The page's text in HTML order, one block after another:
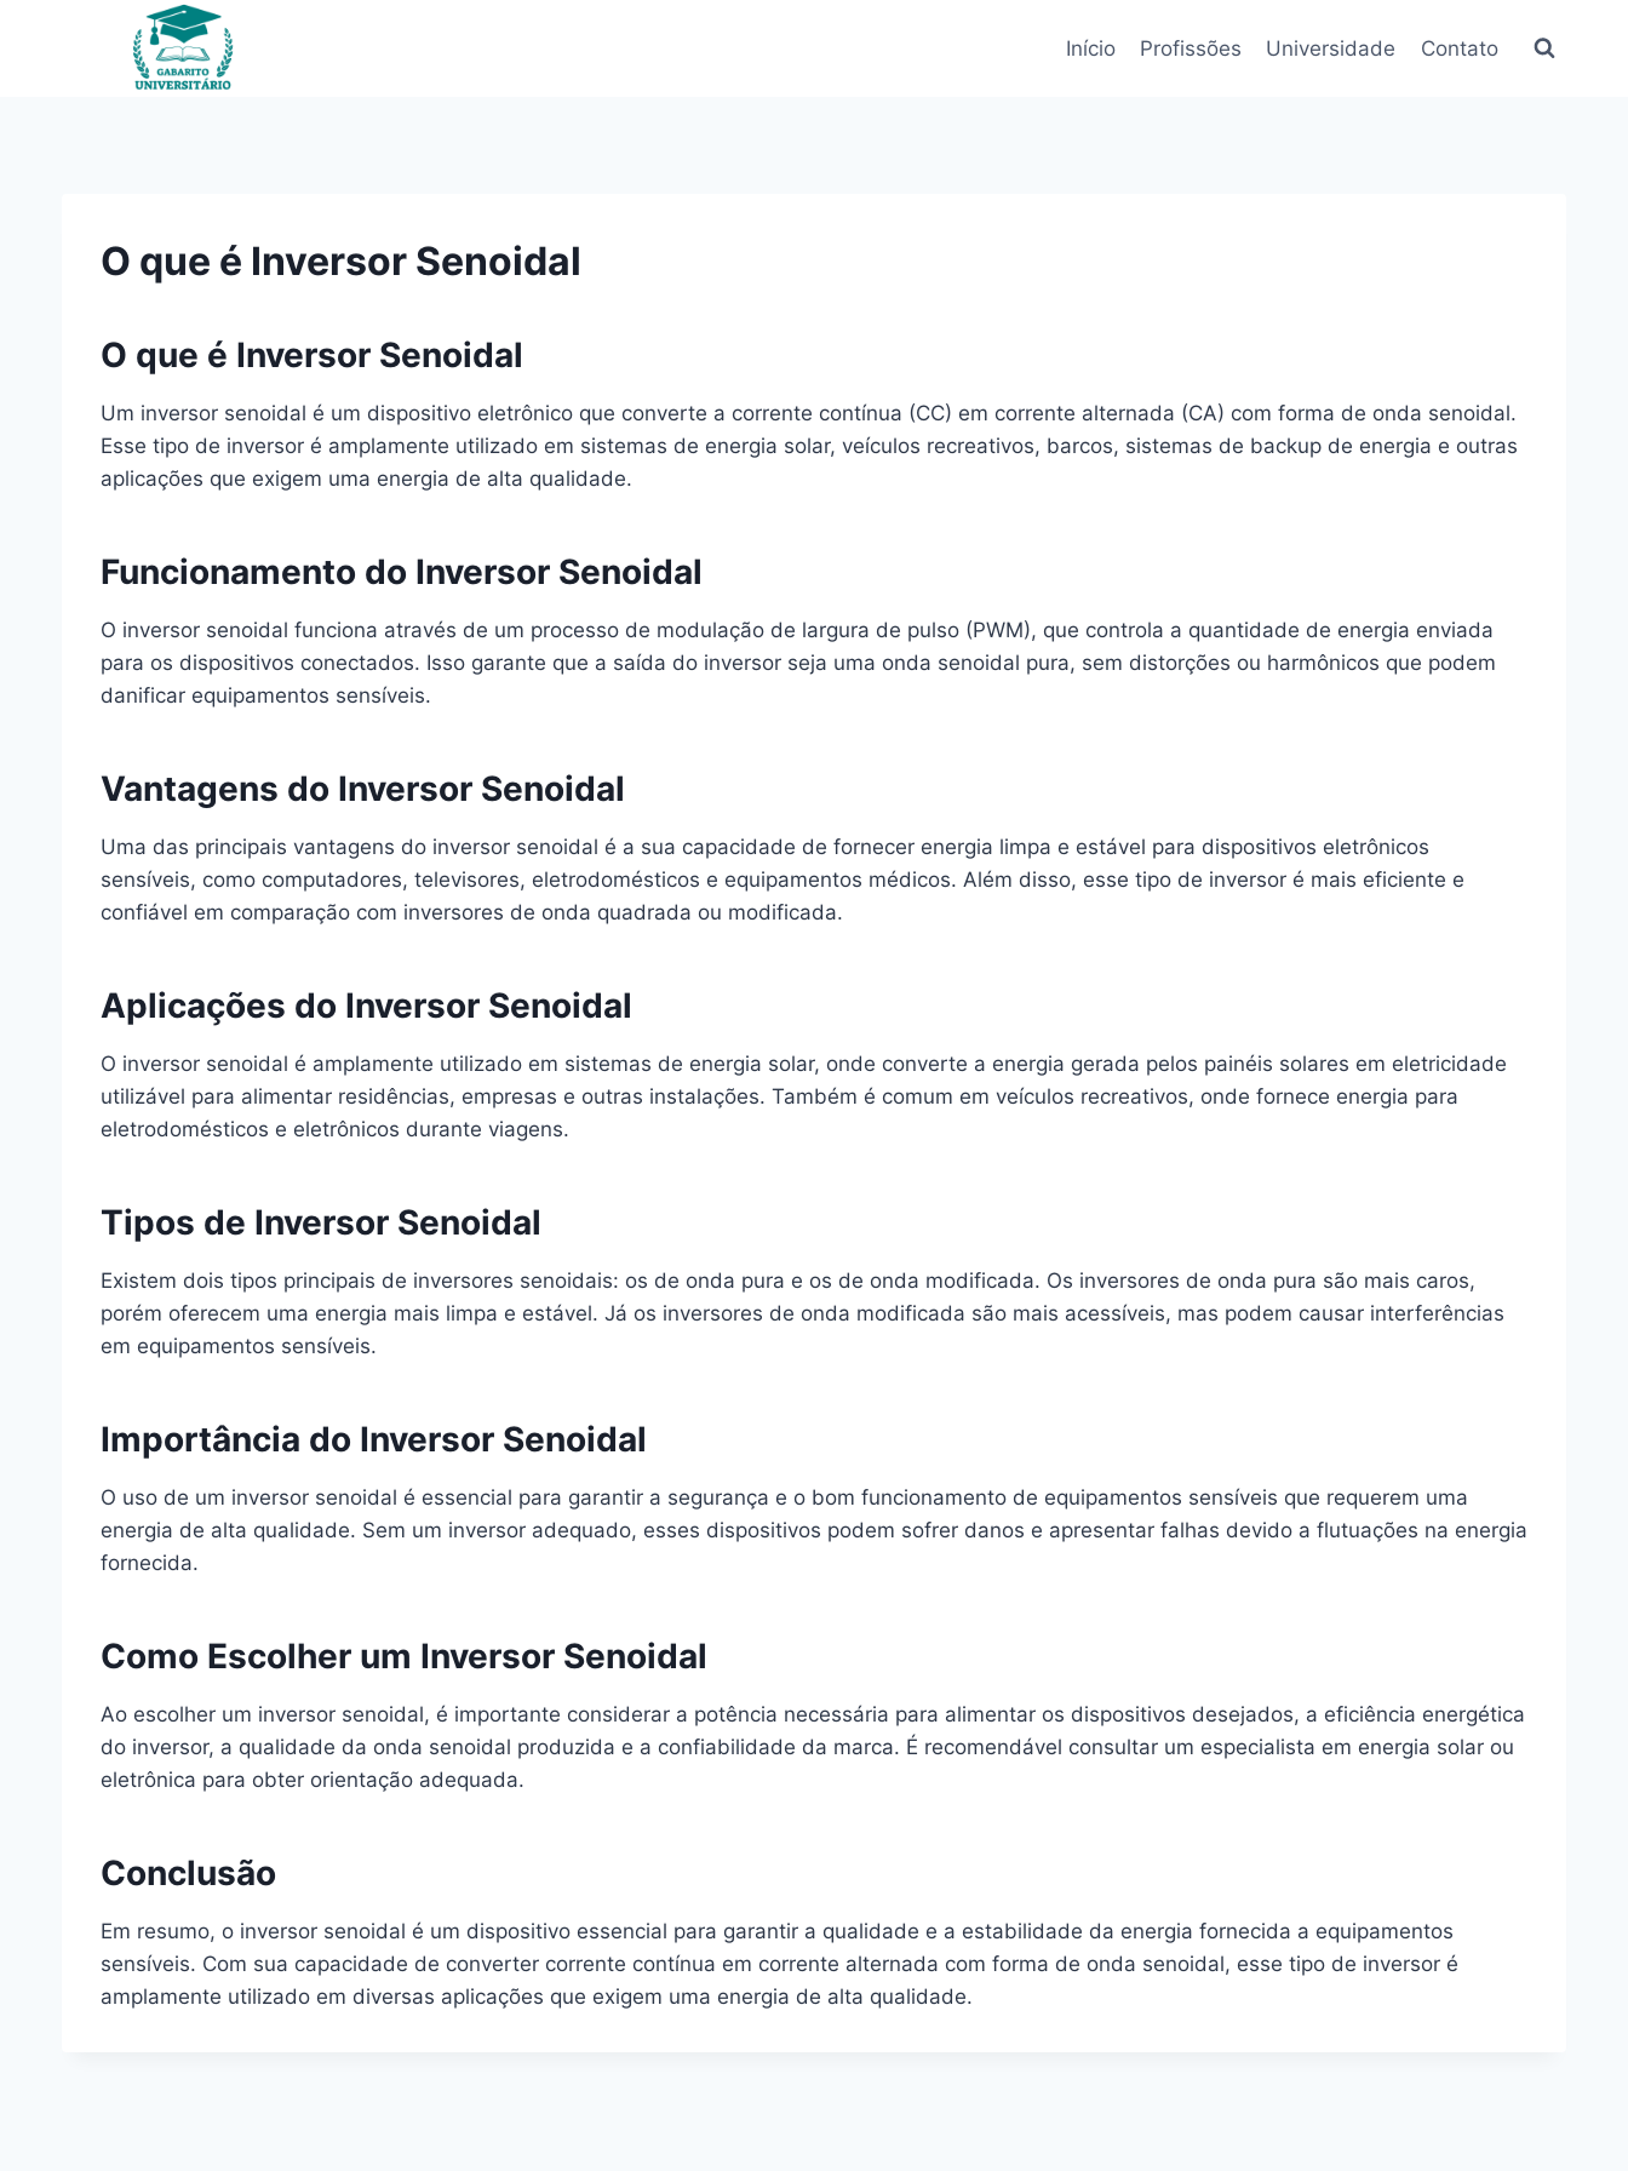
Início Profissões Universidade Contato
O que é Inversor Senoidal
O que é Inversor Senoidal
Um inversor senoidal é um dispositivo eletrônico que converte a corrente contínua (CC) em corrente alternada (CA) com forma de onda senoidal.
Esse tipo de inversor é amplamente utilizado em sistemas de energia solar, veículos recreativos, barcos, sistemas de backup de energia e outras
aplicações que exigem uma energia de alta qualidade.
Funcionamento do Inversor Senoidal
O inversor senoidal funciona através de um processo de modulação de largura de pulso (PWM), que controla a quantidade de energia enviada
para os dispositivos conectados. Isso garante que a saída do inversor seja uma onda senoidal pura, sem distorções ou harmônicos que podem
danificar equipamentos sensíveis.
Vantagens do Inversor Senoidal
Uma das principais vantagens do inversor senoidal é a sua capacidade de fornecer energia limpa e estável para dispositivos eletrônicos
sensíveis, como computadores, televisores, eletrodomésticos e equipamentos médicos. Além disso, esse tipo de inversor é mais eficiente e
confiável em comparação com inversores de onda quadrada ou modificada.
Aplicações do Inversor Senoidal
O inversor senoidal é amplamente utilizado em sistemas de energia solar, onde converte a energia gerada pelos painéis solares em eletricidade
utilizável para alimentar residências, empresas e outras instalações. Também é comum em veículos recreativos, onde fornece energia para
eletrodomésticos e eletrônicos durante viagens.
Tipos de Inversor Senoidal
Existem dois tipos principais de inversores senoidais: os de onda pura e os de onda modificada. Os inversores de onda pura são mais caros,
porém oferecem uma energia mais limpa e estável. Já os inversores de onda modificada são mais acessíveis, mas podem causar interferências
em equipamentos sensíveis.
Importância do Inversor Senoidal
O uso de um inversor senoidal é essencial para garantir a segurança e o bom funcionamento de equipamentos sensíveis que requerem uma
energia de alta qualidade. Sem um inversor adequado, esses dispositivos podem sofrer danos e apresentar falhas devido a flutuações na energia
fornecida.
Como Escolher um Inversor Senoidal
Ao escolher um inversor senoidal, é importante considerar a potência necessária para alimentar os dispositivos desejados, a eficiência energética
do inversor, a qualidade da onda senoidal produzida e a confiabilidade da marca. É recomendável consultar um especialista em energia solar ou
eletrônica para obter orientação adequada.
Conclusão
Em resumo, o inversor senoidal é um dispositivo essencial para garantir a qualidade e a estabilidade da energia fornecida a equipamentos
sensíveis. Com sua capacidade de converter corrente contínua em corrente alternada com forma de onda senoidal, esse tipo de inversor é
amplamente utilizado em diversas aplicações que exigem uma energia de alta qualidade.